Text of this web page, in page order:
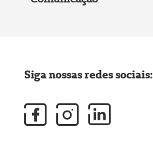
Siga nossas redes sociais: